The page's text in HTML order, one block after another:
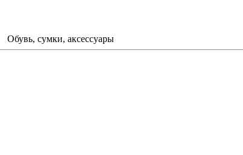
Обувь, сумки, аксессуары